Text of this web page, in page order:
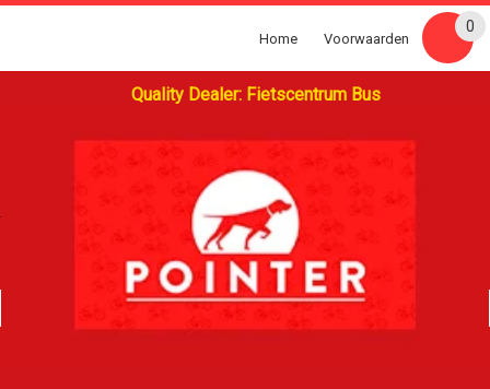
Quality Dealer: Fietscentrum Bus
Home Voorwaarden
0